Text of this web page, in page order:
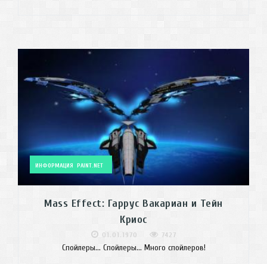
ИНФОРМАЦИЯ PAINT.NET
Mass Effect: Гаррус Вакариан и Тейн
Криос
01.01.1970 7427
Спойлеры... Спойлеры... Много спойлеров!